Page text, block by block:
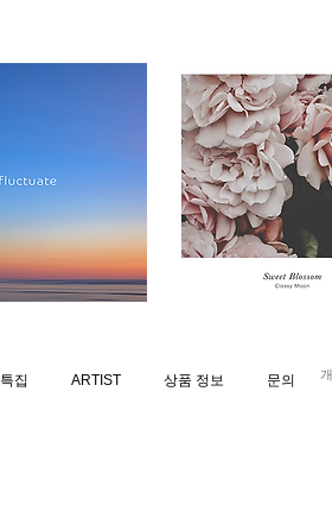
특집 ARTIST 상품 정보 문의